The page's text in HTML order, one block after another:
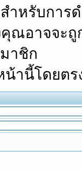
ำหรับการ
อาจจะถู
าชิก
านี้โดยต